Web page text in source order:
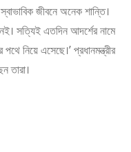
জীবনে অনেক শান্তি।
সত্যিই এতদিন আদর্শের নামে
নিয়ে এসেছে।’ প্রধানমন্ত্রীর
তারা।